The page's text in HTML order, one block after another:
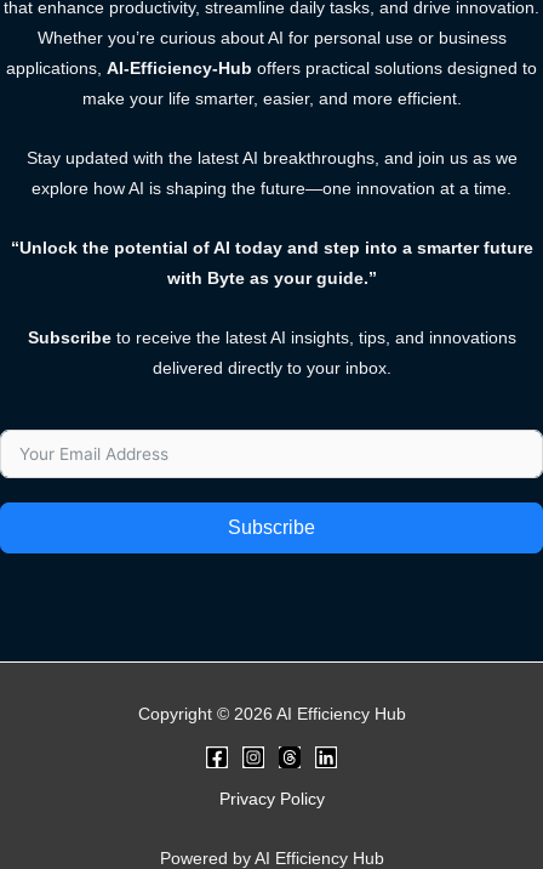
that enhance productivity, streamline daily tasks, and drive innovation.
Whether you’re curious about AI for personal use or business
applications, AI-Efficiency-Hub offers practical solutions designed to
make your life smarter, easier, and more efficient.
Stay updated with the latest AI breakthroughs, and join us as we
explore how AI is shaping the future—one innovation at a time.
“Unlock the potential of AI today and step into a smarter future
with Byte as your guide.”
Subscribeto receive the latest AI insights, tips, and innovations
delivered directly to your inbox.
Subscribe
Copyright © 2026 AI Efficiency Hub
Privacy Policy
Powered by AI Efficiency Hub